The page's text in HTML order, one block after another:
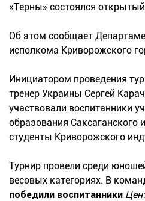
«Терны» состоялся
Об этом сообщает
исполкома Криворожского
Инициатором проведения
тренер Украины Сергей
участвовали воспитанники
образования Саксаганского
студенты Криворожского
Турнир провели среди
весовых категориях. В
победили воспитанники